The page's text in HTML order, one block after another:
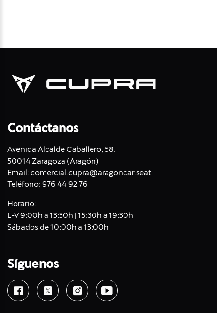
Contáctanos
Avenida Alcalde Caballero, 58.
50014 Zaragoza (Aragón)
Email: comercial.cupra@aragoncar.seat
Teléfono: 976 44 92 76
Horario:
L-V 9:00h a 13:30h | 15:30h a 19:30h
Sábados de 10:00h a 13:00h
Síguenos